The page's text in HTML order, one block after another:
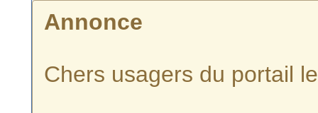
Annonce
Chers usagers du portail